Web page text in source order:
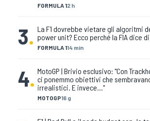
FORMULA 12 h
3. FORMULA 114 min
La F1 dovrebbe vietare gli algoritmi
power unit? Ecco perché la FIA dice
4.
MOTOGP16 g
MotoGP | Brivio esclusivo: "Con
ci ponemmo obiettivi che
irrealistici. E invece..."